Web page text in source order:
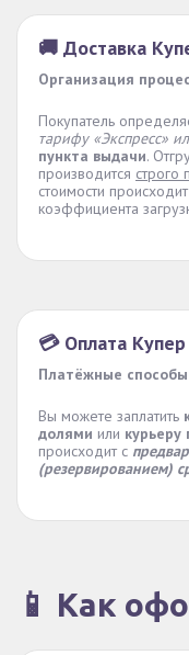
🚚 Доставка
Организация
Покупатель
тарифу «Экспресс»
пункта выдачи.
производится строго
стоимости происходит
коэффициента
💳 Оплата Купер
Платёжные способы
Вы можете заплатить
долями или курьеру
происходит с
(резервированием)
📱 Как